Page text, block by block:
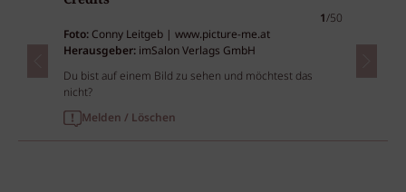
1/50
Foto: Conny Leitgeb | www.picture-me.at
Herausgeber: imSalon Verlags GmbH
Du bist auf einem Bild zu sehen und möchtest das
nicht?
Melden / Löschen